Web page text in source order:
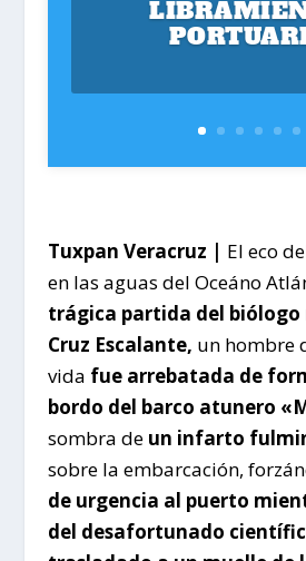
Tuxpan Veracruz | El eco
en las aguas del Oceáno
trágica partida del
Cruz Escalante, un hombre
vida fue arrebatada de
bordo del barco atunero
sombra de un infarto
sobre la embarcación,
de urgencia al puerto
del desafortunado